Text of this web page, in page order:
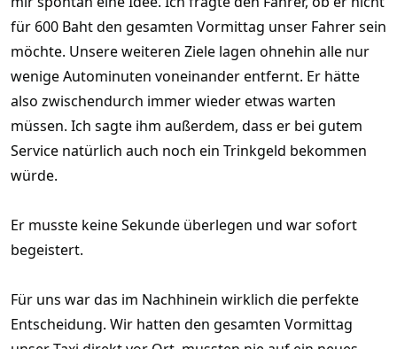
für 600 Baht den gesamten Vormittag unser Fahrer sein
möchte. Unsere weiteren Ziele lagen ohnehin alle nur
wenige Autominuten voneinander entfernt. Er hätte
also zwischendurch immer wieder etwas warten
müssen. Ich sagte ihm außerdem, dass er bei gutem
Service natürlich auch noch ein Trinkgeld bekommen
würde.
Er musste keine Sekunde überlegen und war sofort
begeistert.
Für uns war das im Nachhinein wirklich die perfekte
Entscheidung. Wir hatten den gesamten Vormittag